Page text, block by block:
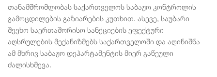
თანამშრომლობას საქართველოს საბაჟო კონტროლის
გამოცდილების გაზიარების კუთხით. ასევე, საუბარი
შეეხო საერთაშორისო სანქციების ეფექტური
აღსრულების მექანიზმებს საქართველოში და აღინიშნა
ამ მხრივ საბაჟო დეპარტამენტის მიერ გაწეული
ძალისხმევა.